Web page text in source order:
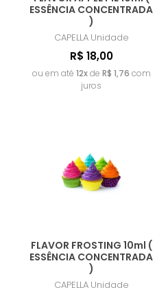
ESSÊNCIA CONCENTRADA
)
CAPELLA Unidade
R$ 18,00
ou em até 12xde R$ 1,76 com
juros
FLAVOR FROSTING 10ml (
ESSÊNCIA CONCENTRADA
)
CAPELLA Unidade